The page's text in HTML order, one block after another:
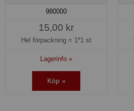
980000
15,00 kr
Hel förpackning = 1*1 st
Lagerinfo »
Köp »